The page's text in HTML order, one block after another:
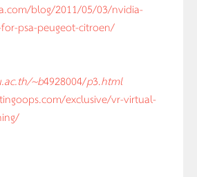
blog/2011/05/03/nvidia-
psa-peugeot-citroen/
~b4928004/p3.html
exclusive/vr-virtual-